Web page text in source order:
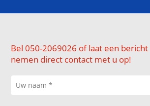
Bel 050-2069026 of laat een
nemen direct contact met u op!